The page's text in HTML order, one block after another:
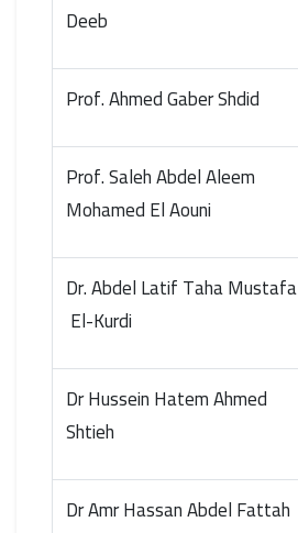
Deeb
Prof. Ahmed Gaber Shdid
Prof. Saleh Abdel Aleem
Mohamed El Aouni
Dr. Abdel Latif Taha Mustafa
El-Kurdi
Dr Hussein Hatem Ahmed
Shtieh
Dr Amr Hassan Abdel Fattah